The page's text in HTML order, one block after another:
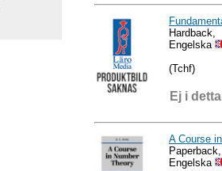
Hardback,
Engelska
(Tchf)
Ej i
A Course
Engelska